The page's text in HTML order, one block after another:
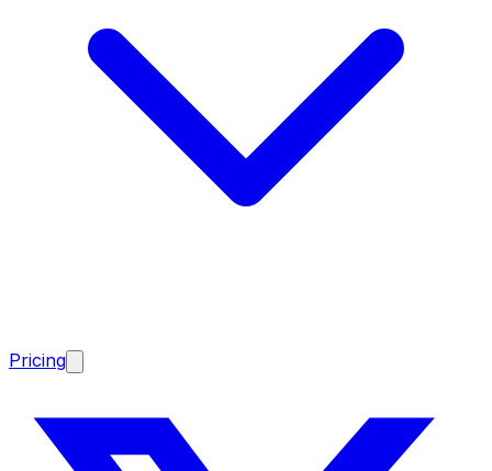
Pricing